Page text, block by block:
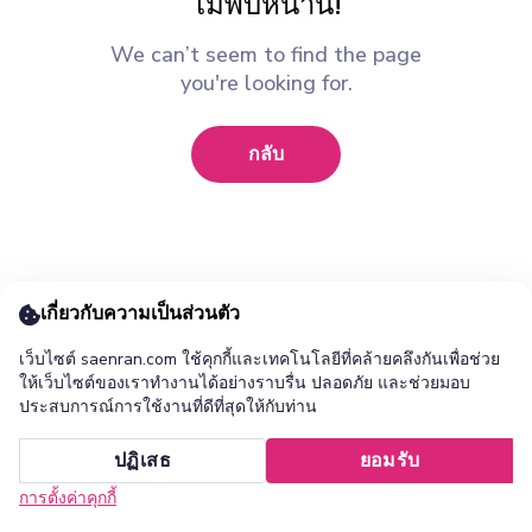
We can’t seem to find the page
you're looking for.
กลับ
หน้าแรก
ยกเลิก ติดตั้ง
เกี่ยวกับความเป็นส่วนตัว
เว็บไซต์ saenran.com ใช้คุกกี้และเทคโนโลยีที่คล้ายคลึงกันเพื่อช่วย
ให้เว็บไซต์ของเราทำงานได้อย่างราบรื่น ปลอดภัย และช่วยมอบ
ประสบการณ์การใช้งานที่ดีที่สุดให้กับท่าน
ปฏิเสธ ยอมรับ
การตั้งค่าคุกกี้